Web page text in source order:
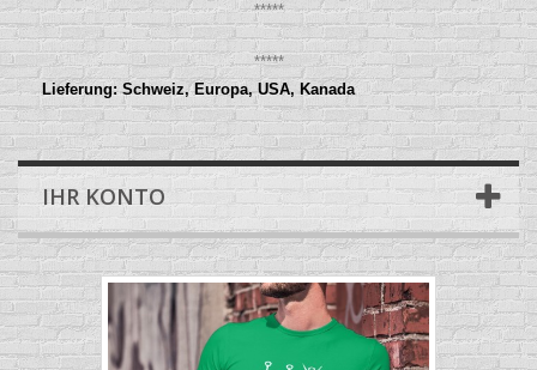
*****
*****
Lieferung: Schweiz, Europa, USA, Kanada
IHR KONTO